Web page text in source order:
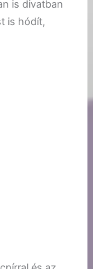
is divatban
is hódít,